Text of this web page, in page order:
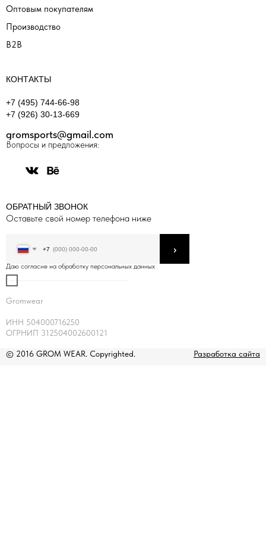
Производство
Оптовым покупателям
КОНТАКТЫ
+7 (495) 744-66-98
+7 (926) 30-13-669
gromsports@gmail.com
Gromwear
ИНН 504000716250
ОГРНИП 312504002600121
© 2016 GROM WEAR. Copyrighted. Разработка сайта
Вопросы и предложения:
ОБРАТНЫЙ ЗВОНОК
Оставьте свой номер телефона ниже
+7
Даю согласие на обработку персональных данных
›
B2B